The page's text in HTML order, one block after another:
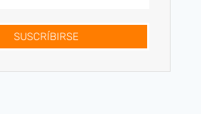
SUSCRÍBIRSE